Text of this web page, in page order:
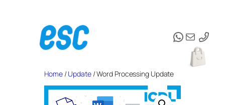
contenuto
Email
Home/Update/ Word Processing Update